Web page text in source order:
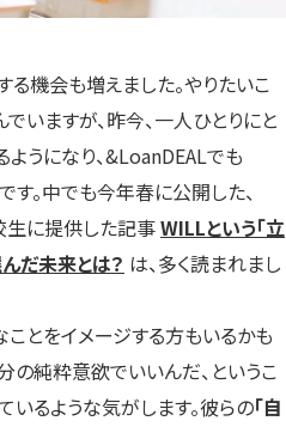
機会も増えました。やりたいこ
いますが、昨今、一人ひとりにと
うになり、&LoanDEALでも
。中でも今年春に公開した、
生に提供した記事WILLという「立
だ未来とは？ は、多く読まれまし
ことをイメージする方もいるかも
の純粋意欲でいいんだ、というこ
いるような気がします。彼らの「自